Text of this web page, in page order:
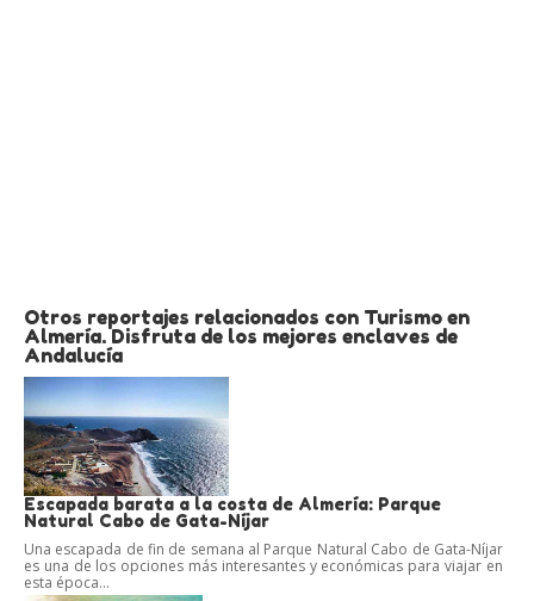
Otros reportajes relacionados con Turismo en
Almería. Disfruta de los mejores enclaves de
Andalucía
Escapada barata a la costa de Almería: Parque
Natural Cabo de Gata-Níjar
Una escapada de fin de semana al Parque Natural Cabo de Gata-Níjar
es una de los opciones más interesantes y económicas para viajar en
esta época...